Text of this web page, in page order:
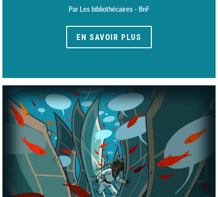
Par Les bibliothécaires - BnF
EN SAVOIR PLUS